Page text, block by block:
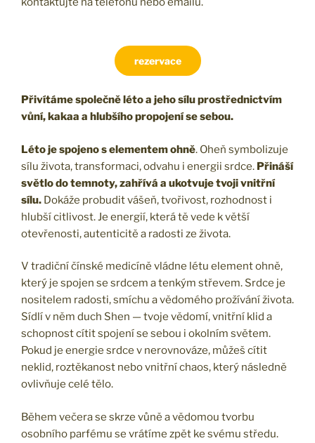
rezervace
Přivítáme společně léto a jeho sílu prostřednictvím
vůní, kakaa a hlubšího propojení se sebou.
Léto je spojeno s elementem ohně. Oheň symbolizuje
sílu života, transformaci, odvahu i energii srdce. Přináší
světlo do temnoty, zahřívá a ukotvuje tvoji vnitřní
sílu. Dokáže probudit vášeň, tvořivost, rozhodnost i
hlubší citlivost. Je energií, která tě vede k větší
otevřenosti, autenticitě a radosti ze života.
V tradiční čínské medicíně vládne létu element ohně,
který je spojen se srdcem a tenkým střevem. Srdce je
nositelem radosti, smíchu a vědomého prožívání života.
Sídlí v něm duch Shen — tvoje vědomí, vnitřní klid a
schopnost cítit spojení se sebou i okolním světem.
Pokud je energie srdce v nerovnováze, můžeš cítit
neklid, roztěkanost nebo vnitřní chaos, který následně
ovlivňuje celé tělo.
Během večera se skrze vůně a vědomou tvorbu
osobního parfému se vrátíme zpět ke svému středu.